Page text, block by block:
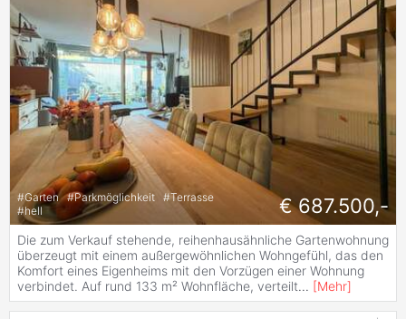
#Garten #Parkmöglichkeit #Terrasse
#hell € 687.500,-
Die zum Verkauf stehende, reihenhausähnliche Gartenwohnung
überzeugt mit einem außergewöhnlichen Wohngefühl, das den
Komfort eines Eigenheims mit den Vorzügen einer Wohnung
verbindet. Auf rund 133 m² Wohnfläche, verteilt... [Mehr]